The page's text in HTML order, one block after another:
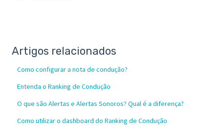
Artigos relacionados
Como configurar a nota de condução?
Entenda o Ranking de Condução
O que são Alertas e Alertas Sonoros? Qual é a diferença?
Como utilizar o dashboard do Ranking de Condução